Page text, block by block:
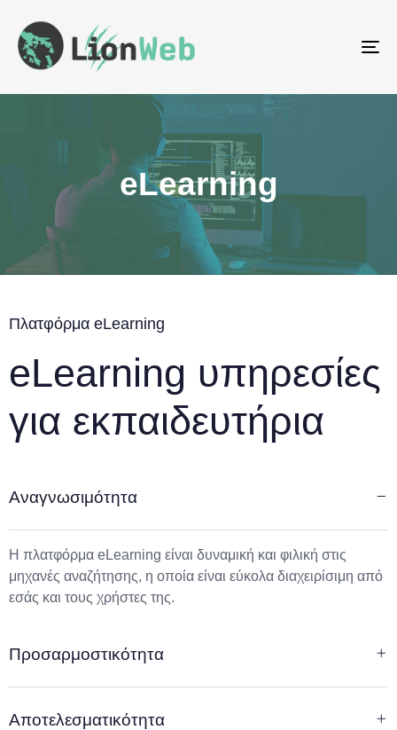
eLearning
Πλατφόρμα eLearning
eLearning υπηρεσίες
για εκπαιδευτήρια
Αναγνωσιμότητα
Η πλατφόρμα eLearning είναι δυναμική και φιλική στις
μηχανές αναζήτησης, η οποία είναι εύκολα διαχειρίσιμη από
εσάς και τους χρήστες της.
Προσαρμοστικότητα
Αποτελεσματικότητα